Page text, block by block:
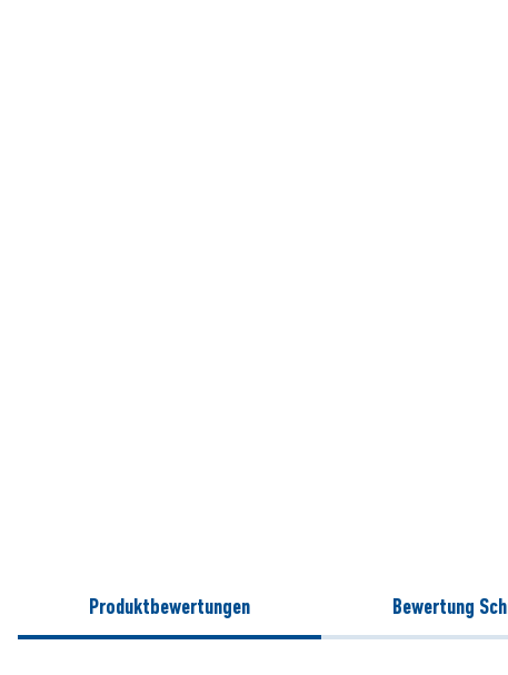
Produktbewertungen Bewertung